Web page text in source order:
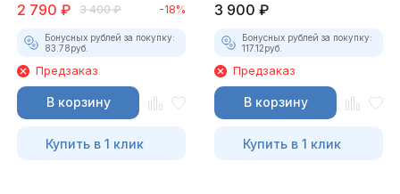
2 790 ₽ 3 400 ₽ -18%
Бонусных рублей за покупку:
83.78руб.
Предзаказ
В корзину
Купить в 1 клик
3 900 ₽
Бонусных рублей за покупку:
117.12руб.
Предзаказ
В корзину
Купить в 1 клик